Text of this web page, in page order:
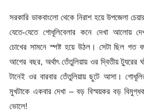
সরকারি ডাকবাংলো থেকে নিরাশ হয়ে উপজেলা
যেতে-যেতে গোধূলিবেলার কনে দেখা আলোয়
চোখের সামনে স্পষ্ট হয়ে উঠল। সেটা ছিল গত
আগের বছর, অর্থাৎ তেঁতুলিয়ায় ওর দ্বিতীয় ট্যুরের
টানেই ওর বারবার তেঁতুলিয়ায় ছুটে আসা।
মুখটাকে একবার দেখা – বড় বিস্ময়কর বড়
ভোলে!